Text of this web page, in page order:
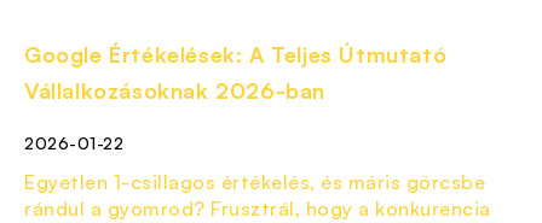
Google Értékelések: A Teljes Útmutató
Vállalkozásoknak 2026-ban
2026-01-22
Egyetlen 1-csillagos értékelés, és máris görcsbe
rándul a gyomrod? Frusztrál, hogy a konkurencia